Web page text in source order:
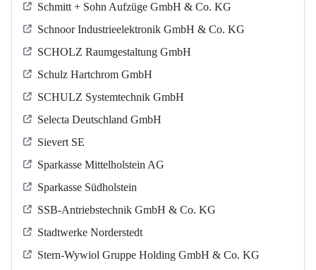
Schmitt + Sohn Aufzüge GmbH & Co. KG
Schnoor Industrieelektronik GmbH & Co. KG
SCHOLZ Raumgestaltung GmbH
Schulz Hartchrom GmbH
SCHULZ Systemtechnik GmbH
Selecta Deutschland GmbH
Sievert SE
Sparkasse Mittelholstein AG
Sparkasse Südholstein
SSB-Antriebstechnik GmbH & Co. KG
Stadtwerke Norderstedt
Stern-Wywiol Gruppe Holding GmbH & Co. KG